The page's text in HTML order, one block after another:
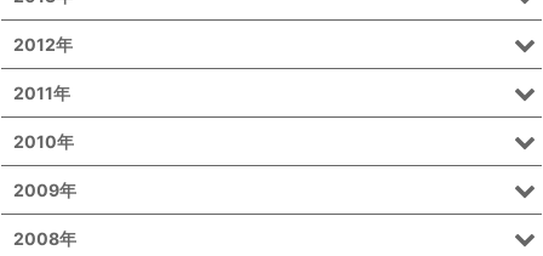
2012年
2011年
2010年
2009年
2008年